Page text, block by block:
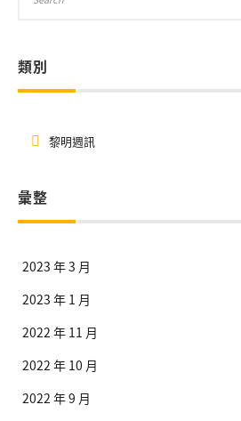
類別
黎明週訊
彙整
2023 年 3 月
2023 年 1 月
2022 年 11 月
2022 年 10 月
2022 年 9 月